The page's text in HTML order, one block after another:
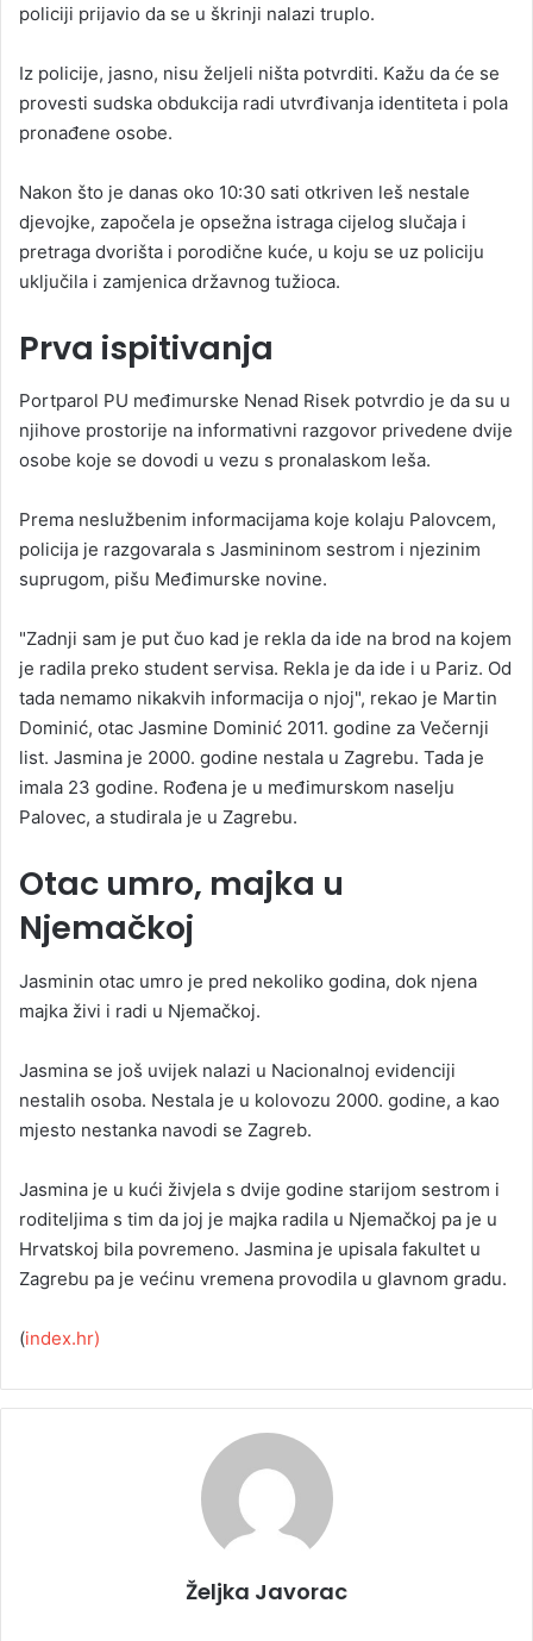
policiji prijavio da se u škrinji nalazi truplo.
Iz policije, jasno, nisu željeli ništa potvrditi. Kažu da će se
provesti sudska obdukcija radi utvrđivanja identiteta i pola
pronađene osobe.
Nakon što je danas oko 10:30 sati otkriven leš nestale
djevojke, započela je opsežna istraga cijelog slučaja i
pretraga dvorišta i porodične kuće, u koju se uz policiju
uključila i zamjenica državnog tužioca.
Prva ispitivanja
Portparol PU međimurske Nenad Risek potvrdio je da su u
njihove prostorije na informativni razgovor privedene dvije
osobe koje se dovodi u vezu s pronalaskom leša.
Prema neslužbenim informacijama koje kolaju Palovcem,
policija je razgovarala s Jasmininom sestrom i njezinim
suprugom, pišu Međimurske novine.
"Zadnji sam je put čuo kad je rekla da ide na brod na kojem
je radila preko student servisa. Rekla je da ide i u Pariz. Od
tada nemamo nikakvih informacija o njoj", rekao je Martin
Dominić, otac Jasmine Dominić 2011. godine za Večernji
list. Jasmina je 2000. godine nestala u Zagrebu. Tada je
imala 23 godine. Rođena je u međimurskom naselju
Palovec, a studirala je u Zagrebu.
Otac umro, majka u
Njemačkoj
Jasminin otac umro je pred nekoliko godina, dok njena
majka živi i radi u Njemačkoj.
Jasmina se još uvijek nalazi u Nacionalnoj evidenciji
nestalih osoba. Nestala je u kolovozu 2000. godine, a kao
mjesto nestanka navodi se Zagreb.
Jasmina je u kući živjela s dvije godine starijom sestrom i
roditeljima s tim da joj je majka radila u Njemačkoj pa je u
Hrvatskoj bila povremeno. Jasmina je upisala fakultet u
Zagrebu pa je većinu vremena provodila u glavnom gradu.
(index.hr)
Željka Javorac